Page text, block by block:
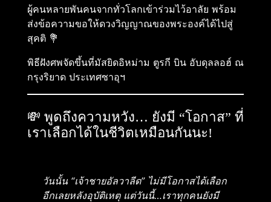
ผู้คนหลายพันคนจากทั่วโลกเข้าร่วมไว้อาลัย พร้อม
ส่งข้อความขอให้ดวงวิญญาณของพระองค์ได้ไปสู่
สุคติ 💐
พิธีฝังศพจัดขึ้นที่มัสยิดอิหม่าม ตูรกี บิน อับดุลลอฮ์ ณ
กรุงริยาด ประเทศซาอุฯ
💸 พูดถึงความหวัง… ยังมี “โอกาส” ที่
เราเลือกได้ในชีวิตเหมือนกันนะ!
วันนั้น “เจ้าชายอัลวาลีด” ไม่มีโอกาสได้เลือก
อีกเลยหลังอุบัติเหตุ แต่วันนี้…เราทุกคนยังมี